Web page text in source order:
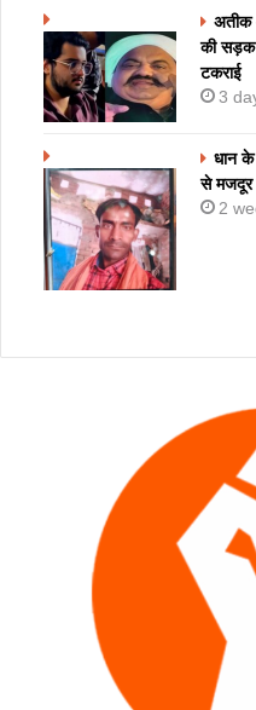
अतीक
की सड़क
टकराई
3
धान
से मजदूर
2